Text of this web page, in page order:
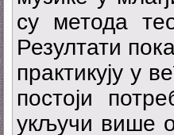
су метода
Резултати
практикују у
постоји
укључи више